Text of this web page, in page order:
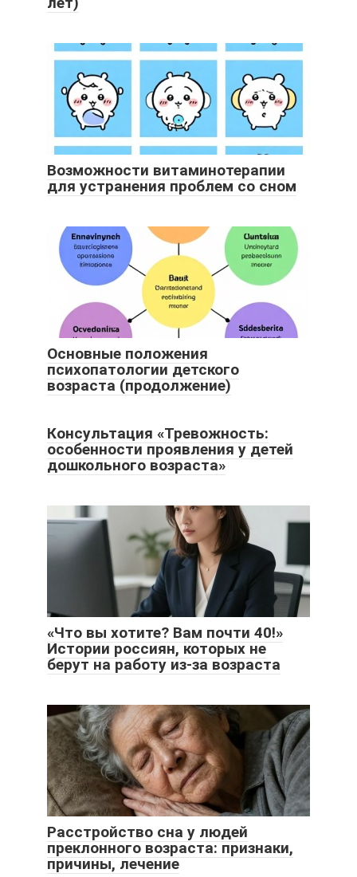
Возможности витаминотерапии
для устранения проблем со сном
Основные положения
психопатологии детского
возраста (продолжение)
Консультация «Тревожность:
особенности проявления у детей
дошкольного возраста»
«Что вы хотите? Вам почти 40!»
Истории россиян, которых не
берут на работу из-за возраста
Расстройство сна у людей
преклонного возраста: признаки,
причины, лечение